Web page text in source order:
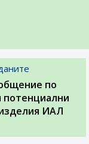
по
потенциални
ИАЛ